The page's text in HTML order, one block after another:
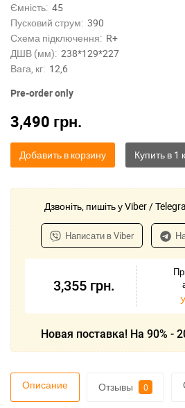
Ємність: 45
Пусковий струм: 390
Схема підключення: R+
ДШВ (мм): 238*129*227
Вага, кг: 12,6
Pre-order only
3,490 грн.
Добавить в корзину
Дзвоніть, пишіть у Viber /
Написати в Viber
3,355 грн.
Новая поставка! На 90% -
Описание Отзывы 0